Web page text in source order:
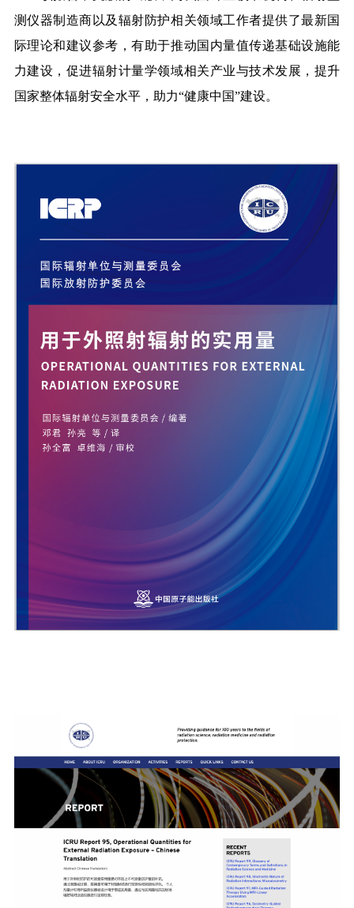
测仪器制造商以及辐射防护相关领域工作者提供了最新国
际理论和建议参考，有助于推动国内量值传递基础设施能
力建设，促进辐射计量学领域相关产业与技术发展，提升
国家整体辐射安全水平，助力“健康中国”建设。